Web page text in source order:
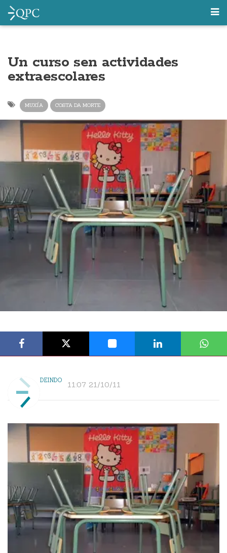
Un curso sen actividades
extraescolares
MUXÍA COSTA DA MORTE
DEINDO 11:07 21/10/11